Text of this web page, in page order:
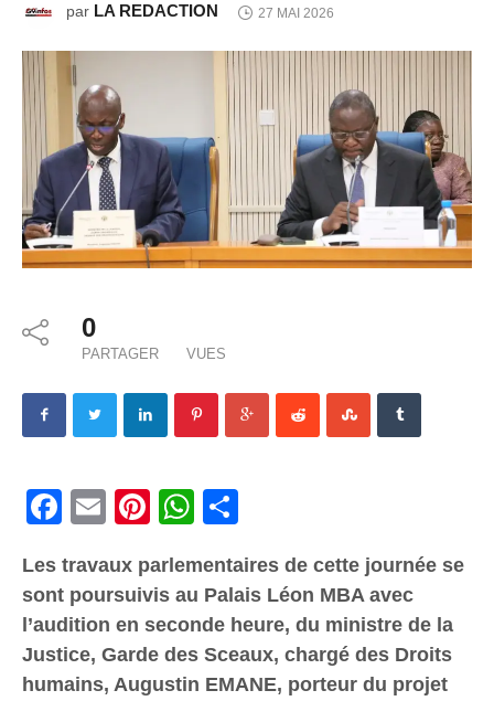
par LA REDACTION 27 MAI 2026
0
PARTAGER VUES
Facebook
Email PinterestWhatsApp
Les travaux parlementaires de cette journée se
sont poursuivis au Palais Léon MBA avec
l’audition en seconde heure, du ministre de la
Justice, Garde des Sceaux, chargé des Droits
humains, Augustin EMANE, porteur du projet